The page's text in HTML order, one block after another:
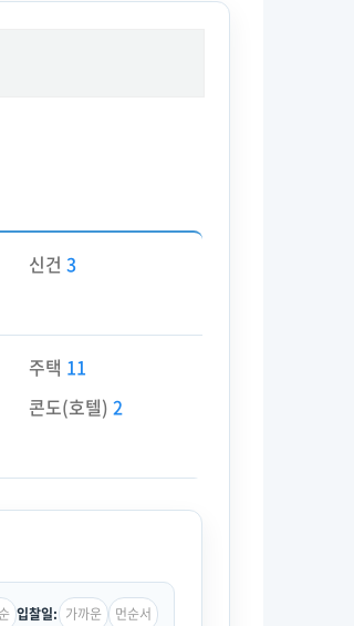
신건 3
주택 11
콘도(호텔) 2
입찰일: 가까운 먼순서